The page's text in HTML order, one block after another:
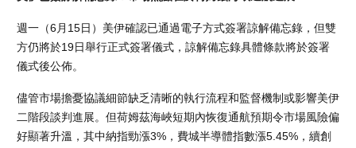
週一（6月15日）美伊確認已通過電子方式簽署諒解備忘錄，但雙
方仍將於19日舉行正式簽署儀式，諒解備忘錄具體條款將於簽署
儀式後公佈。
儘管市場擔憂協議細節缺乏清晰的執行流程和監督機制或影響美伊
二階段談判進展。但荷姆茲海峽短期內恢復通航預期令市場風險偏
好顯著升溫，其中納指勁漲3%，費城半導體指數漲5.45%，續創